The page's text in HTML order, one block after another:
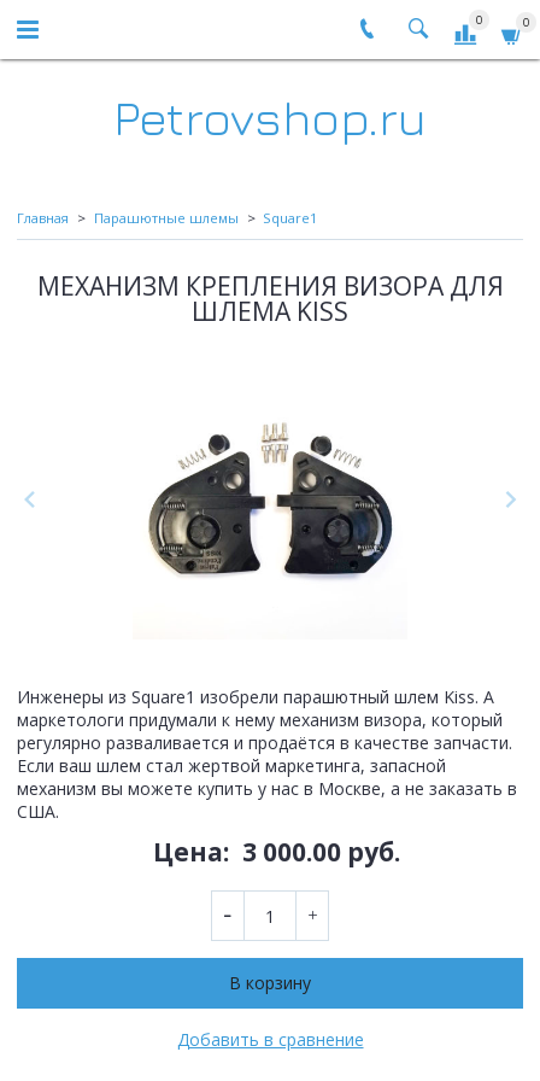
0 0
Petrovshop.ru
Главная Парашютные шлемы Square1
МЕХАНИЗМ КРЕПЛЕНИЯ ВИЗОРА ДЛЯ
ШЛЕМА KISS
Инженеры из Square1 изобрели парашютный шлем Kiss. А
маркетологи придумали к нему механизм визора, который
регулярно разваливается и продаётся в качестве запчасти.
Если ваш шлем стал жертвой маркетинга, запасной
механизм вы можете купить у нас в Москве, а не заказать в
США.
Цена: 3 000.00 руб.
В корзину
Добавить в сравнение